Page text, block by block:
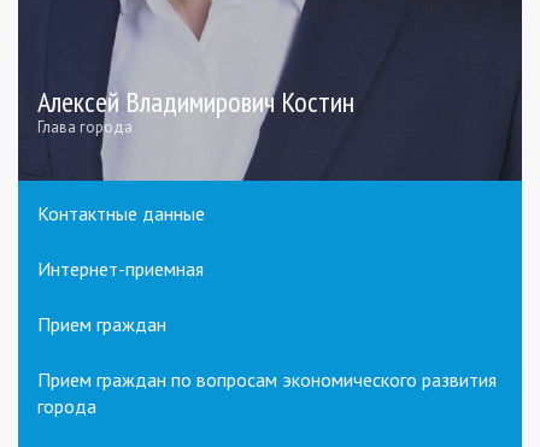
Алексей Владимирович Костин
Глава города
Контактные данные
Интернет-приемная
Прием граждан
Прием граждан по вопросам экономического развития
города